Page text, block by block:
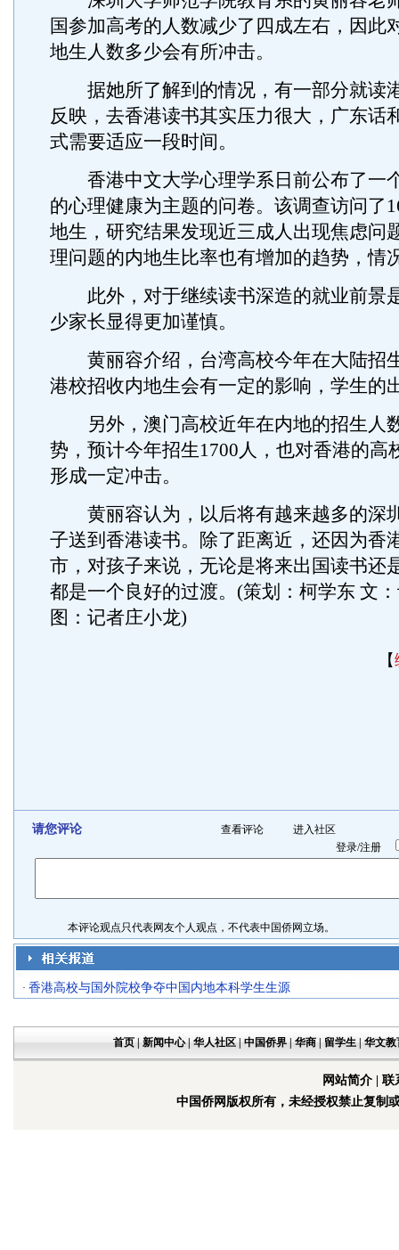
国参加高考的人数减少了四成左右，因此
地生人数多少会有所冲击。
据她所了解到的情况，有一部分就读
反映，去香港读书其实压力很大，广东话
式需要适应一段时间。
香港中文大学心理学系日前公布了一
的心理健康为主题的问卷。该调查访问了
地生，研究结果发现近三成人出现焦虑问
理问题的内地生比率也有增加的趋势，情
此外，对于继续读书深造的就业前景
少家长显得更加谨慎。
黄丽容介绍，台湾高校今年在大陆招
港校招收内地生会有一定的影响，学生的
另外，澳门高校近年在内地的招生人
势，预计今年招生1700人，也对香港的高
形成一定冲击。
黄丽容认为，以后将有越来越多的深
子送到香港读书。除了距离近，还因为香
市，对孩子来说，无论是将来出国读书还
都是一个良好的过渡。(策划：柯学东 文
图：记者庄小龙)
【
请您评论 查看评论
进入社区
登录/注册
本评论观点只代表网友个人观点，不代表中国侨网立场。
· 香港高校与国外院校争夺中国内地本科学生生源
首页| 新闻中心| 华人社区| 中国侨界| 华商| 留学生| 华文教
网站简介| 联
中国侨网版权所有，未经授权禁止复制